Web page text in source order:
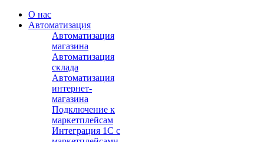
О нас
Автоматизация
Автоматизация
магазина
Автоматизация
склада
Автоматизация
интернет-
магазина
Подключение к
маркетплейсам
Интеграция 1С с